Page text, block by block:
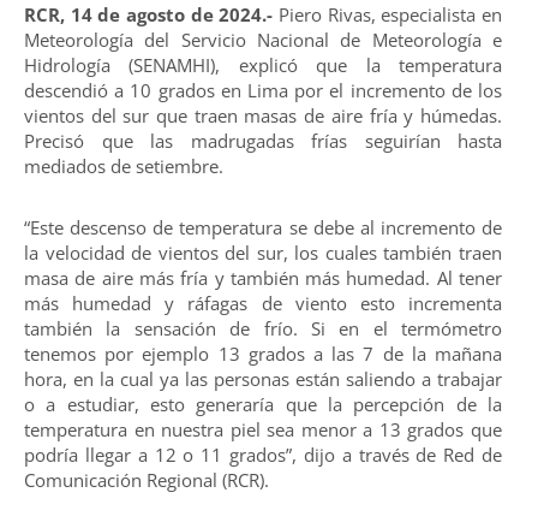
RCR, 14 de agosto de 2024.- Piero Rivas, especialista en
Meteorología del Servicio Nacional de Meteorología e
Hidrología (SENAMHI), explicó que la temperatura
descendió a 10 grados en Lima por el incremento de los
vientos del sur que traen masas de aire fría y húmedas.
Precisó que las madrugadas frías seguirían hasta
mediados de setiembre.
“Este descenso de temperatura se debe al incremento de
la velocidad de vientos del sur, los cuales también traen
masa de aire más fría y también más humedad. Al tener
más humedad y ráfagas de viento esto incrementa
también la sensación de frío. Si en el termómetro
tenemos por ejemplo 13 grados a las 7 de la mañana
hora, en la cual ya las personas están saliendo a trabajar
o a estudiar, esto generaría que la percepción de la
temperatura en nuestra piel sea menor a 13 grados que
podría llegar a 12 o 11 grados”, dijo a través de Red de
Comunicación Regional (RCR).